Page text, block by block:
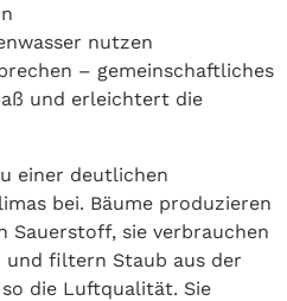
nutzen
– gemeinschaftliches
und erleichtert die
einer deutlichen
bei. Bäume produzieren
Sauerstoff, sie verbrauchen
filtern Staub aus der
die Luftqualität. Sie